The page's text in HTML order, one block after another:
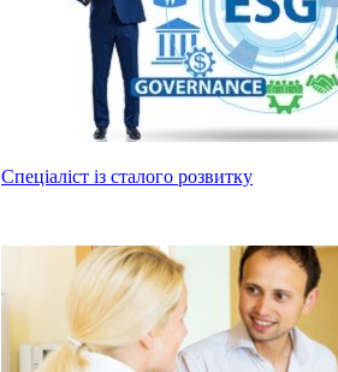
Спеціаліст із сталого розвитку